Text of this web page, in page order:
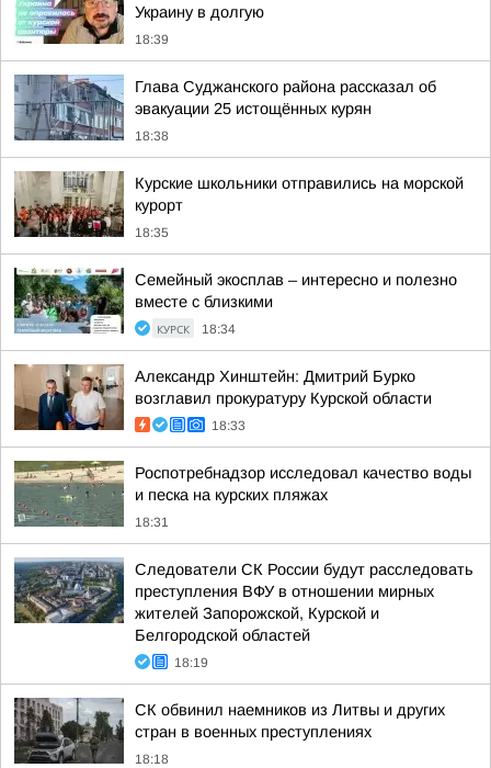
Украину в долгую
18:39
Глава Суджанского района рассказал об
эвакуации 25 истощённых курян
18:38
Курские школьники отправились на морской
курорт
18:35
Семейный экосплав – интересно и полезно
вместе с близкими
КУРСК 18:34
Александр Хинштейн: Дмитрий Бурко
возглавил прокуратуру Курской области
18:33
Роспотребнадзор исследовал качество воды
и песка на курских пляжах
18:31
Следователи СК России будут расследовать
преступления ВФУ в отношении мирных
жителей Запорожской, Курской и
Белгородской областей
18:19
СК обвинил наемников из Литвы и других
стран в военных преступлениях
18:18